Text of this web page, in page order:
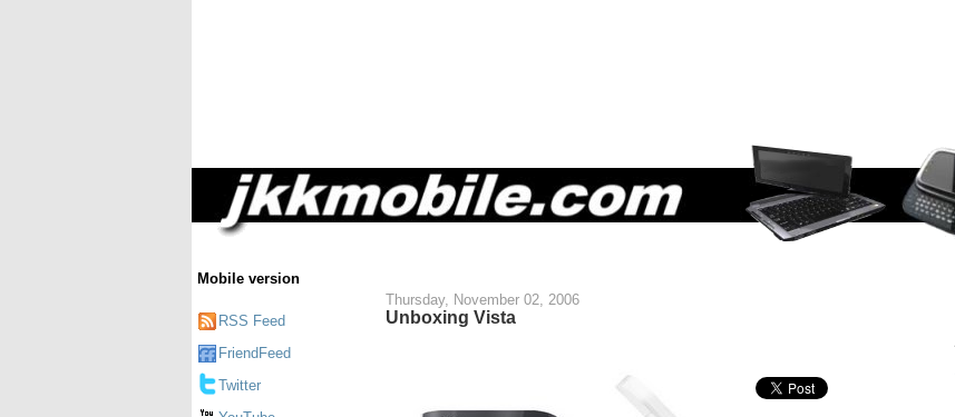
Mobile version
RSS Feed
FriendFeed
Twitter
Thursday, November 02, 2006
Unboxing Vista